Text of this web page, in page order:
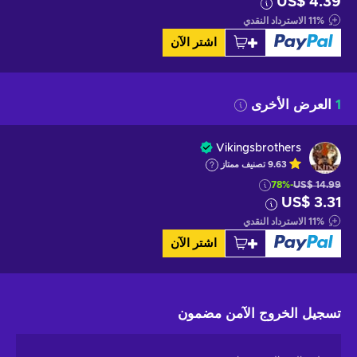
11% الاسترداد النقدي
اشتر الآن
1 العرض الأخرى
Vikingsbrothers
9.63 تصنيف ممتاز
US$ 14.99
-78%
US$ 3.31
11% الاسترداد النقدي
اشتر الآن
تسجيل الخروج الآمن مضمون